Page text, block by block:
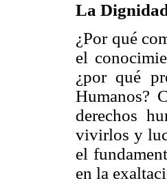
La
¿Por qué
el
¿por qué
Humanos?
derechos
vivirlos y
el
en la